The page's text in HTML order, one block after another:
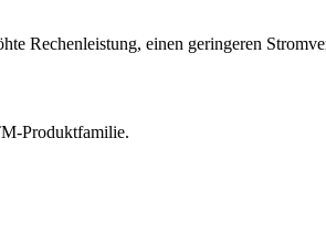
Rechenleistung, einen geringeren
Produktfamilie.